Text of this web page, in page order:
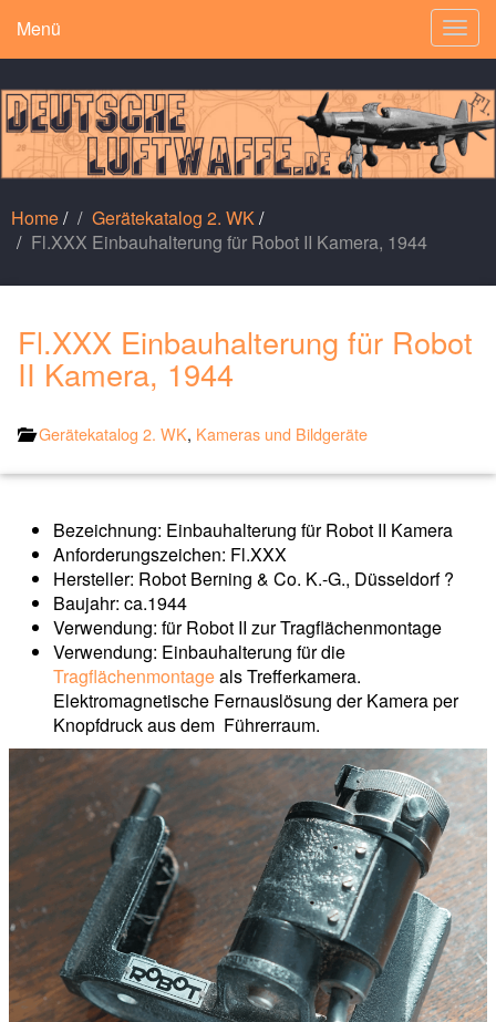
Menü
Home/ Gerätekatalog 2. WK/
Fl.XXX Einbauhalterung für Robot II Kamera, 1944
Fl.XXX Einbauhalterung für Robot
II Kamera, 1944
Gerätekatalog 2. WK, Kameras und Bildgeräte
Bezeichnung: Einbauhalterung für Robot II Kamera
Anforderungszeichen: Fl.XXX
Hersteller: Robot Berning & Co. K.-G., Düsseldorf ?
Baujahr: ca.1944
Verwendung: für Robot II zur Tragflächenmontage
Verwendung: Einbauhalterung für die
Tragflächenmontageals Trefferkamera.
Elektromagnetische Fernauslösung der Kamera per
Knopfdruck aus dem Führerraum.